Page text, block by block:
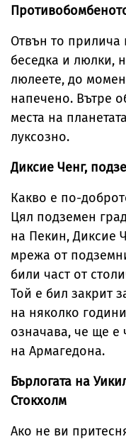
Отвън то
беседка и люлки,
люлеете, до
напечено. Вътре
места на
луксозно.
Диксие Ченг,
Какво е по-
Цял подземен
на Пекин, Диксие
мрежа от
били част от
Той е бил закрит
на няколко
означава, че ще е
на Армагедона.
Бърлогата на
Стокхолм
Ако не ви